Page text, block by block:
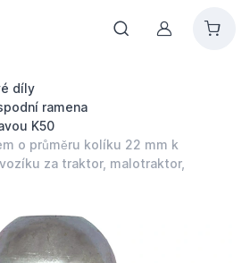
Můj účet
díly
ramena
K50
o průměru kolíku 22 mm k
za traktor, malotraktor,